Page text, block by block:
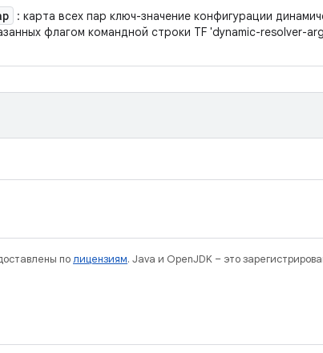
: карта всех пар ключ-значение конфигурации
флагом командной строки TF 'dynamic-resolver-
полицензиям. Java и OpenJDK – это